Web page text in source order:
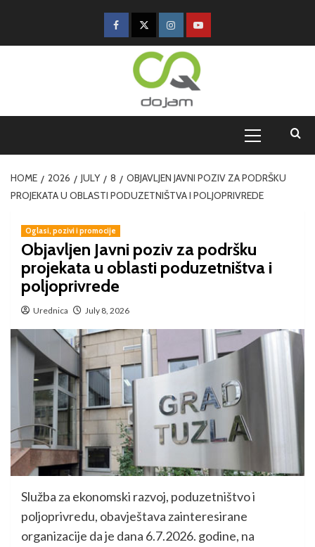
HOME 2026 JULY 8
OBJAVLJEN JAVNI POZIV ZA PODRŠKU
PROJEKATA U OBLASTI PODUZETNIŠTVA I POLJOPRIVREDE
Oglasi, pozivi i promocije
Objavljen Javni poziv za podršku
projekata u oblasti poduzetništva i
poljoprivrede
Urednica July 8, 2026
Služba za ekonomski razvoj, poduzetništvo i
poljoprivredu, obavještava zainteresirane
organizacije da je dana 6.7.2026. godine, na